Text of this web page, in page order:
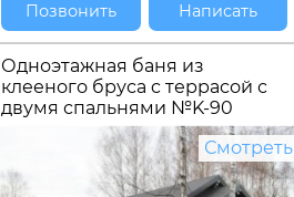
Позвонить Написать
Одноэтажная баня из
клееного бруса c террасой с
двумя спальнями №K-90
Смотреть